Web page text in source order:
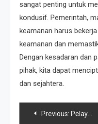
sangat penting untuk
kondusif. Pemerintah,
keamanan harus
keamanan dan
Dengan kesadaran dan
pihak, kita dapat
dan sejahtera.
PostPrevious: Pelayanan Terbaik Untuk Masyarakat